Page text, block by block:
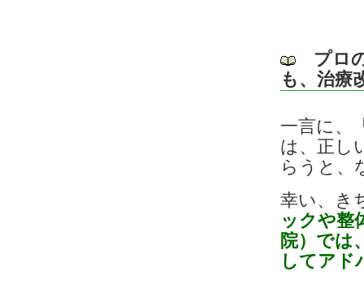
プロ
も、治療
一言に、
は、正し
らうと、
幸い、き
ックや整
院）では
してアド